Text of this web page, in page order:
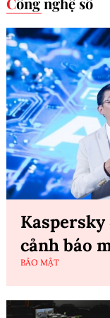
cảnh báo
BẢO MẬT